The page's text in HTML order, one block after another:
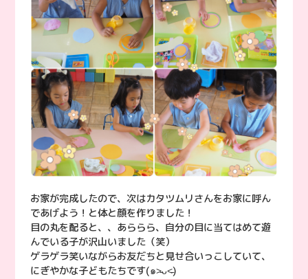
お家が完成したので、次はカタツムリさんをお家に呼ん
であげよう！と体と顔を作りました！
目の丸を配ると、、あららら、自分の目に当てはめて遊
んでいる子が沢山いました（笑）
ゲラゲラ笑いながらお友だちと見せ合いっこしていて、
にぎやかな子どもたちです(๑˃̵ᴗ˂̵)